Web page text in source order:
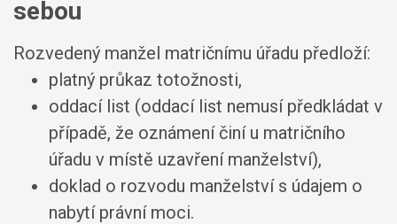
sebou
Rozvedený manžel matričnímu úřadu předloží:
platný průkaz totožnosti,
oddací list (oddací list nemusí předkládat v
případě, že oznámení činí u matričního
úřadu v místě uzavření manželství),
doklad o rozvodu manželství s údajem o
nabytí právní moci.